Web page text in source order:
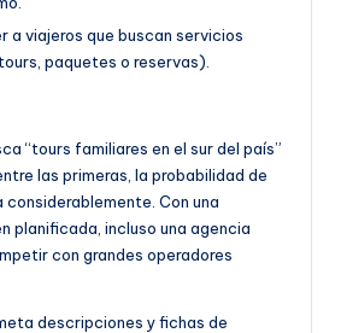
a viajeros que buscan servicios
paquetes o reservas).
“tours familiares en el sur del país”
las primeras, la probabilidad de
Con una
planificada, incluso una agencia
con grandes operadores
descripciones y fichas de